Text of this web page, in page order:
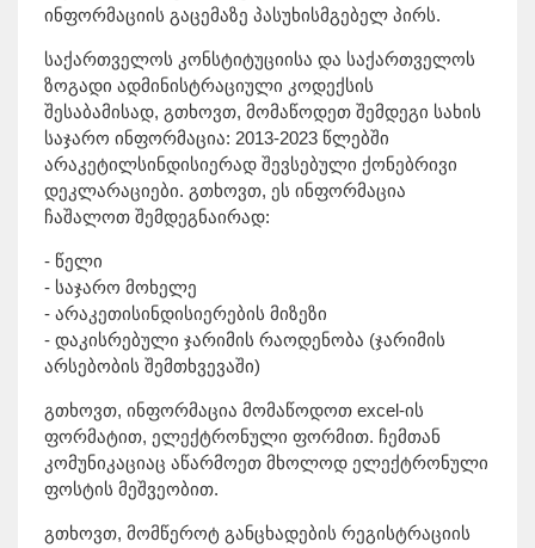
ინფორმაციის გაცემაზე პასუხისმგებელ პირს.
საქართველოს კონსტიტუციისა და საქართველოს
ზოგადი ადმინისტრაციული კოდექსის
შესაბამისად, გთხოვთ, მომაწოდეთ შემდეგი სახის
საჯარო ინფორმაცია: 2013-2023 წლებში
არაკეტილსინდისიერად შევსებული ქონებრივი
დეკლარაციები. გთხოვთ, ეს ინფორმაცია
ჩაშალოთ შემდეგნაირად:
- წელი
- საჯარო მოხელე
- არაკეთისინდისიერების მიზეზი
- დაკისრებული ჯარიმის რაოდენობა (ჯარიმის
არსებობის შემთხვევაში)
გთხოვთ, ინფორმაცია მომაწოდოთ excel-ის
ფორმატით, ელექტრონული ფორმით. ჩემთან
კომუნიკაციაც აწარმოეთ მხოლოდ ელექტრონული
ფოსტის მეშვეობით.
გთხოვთ, მომწეროტ განცხადების რეგისტრაციის